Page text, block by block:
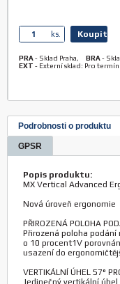
ks. Koupit
PRA- Sklad Praha, BRA-
EXT - Externí sklad: Pro
Podrobnosti o produktu
GPSR
Popis produktu:
MX Vertical Advanced
Nová úroveň ergonomie
PŘIROZENÁ POLOHA
Přirozená poloha
o 10 procent1V
usazení do
VERTIKÁLNÍ ÚHEL 57°
Jedinečný vertikální